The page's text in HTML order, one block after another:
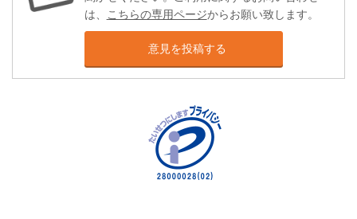
は、
こちらの専用ページからお願い致します。
意見を投稿する